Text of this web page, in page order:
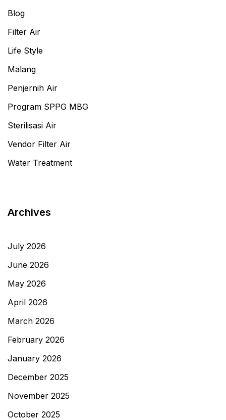
Blog
Filter Air
Life Style
Malang
Penjernih Air
Program SPPG MBG
Sterilisasi Air
Vendor Filter Air
Water Treatment
Archives
July 2026
June 2026
May 2026
April 2026
March 2026
February 2026
January 2026
December 2025
November 2025
October 2025